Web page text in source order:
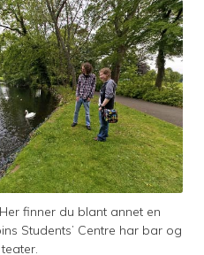
finner du blant annet en
Students’ Centre har bar og